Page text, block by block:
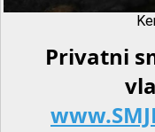
Privatni